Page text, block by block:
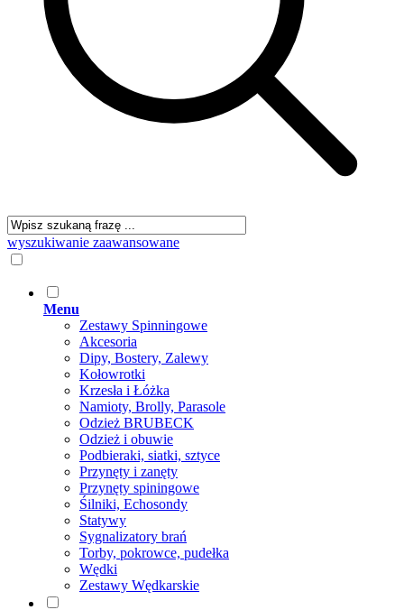
wyszukiwanie zaawansowane
Menu
Zestawy Spinningowe
Akcesoria
Dipy, Bostery, Zalewy
Kołowrotki
Krzesła i Łóżka
Namioty, Brolly, Parasole
Odzież BRUBECK
Odzież i obuwie
Podbieraki, siatki, sztyce
Przynęty i zanęty
Przynęty spiningowe
Śilniki, Echosondy
Statywy
Sygnalizatory brań
Torby, pokrowce, pudełka
Wędki
Zestawy Wędkarskie